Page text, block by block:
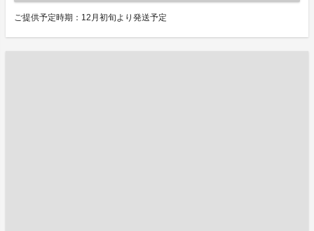
ご提供予定時期：12月初旬より発送予定